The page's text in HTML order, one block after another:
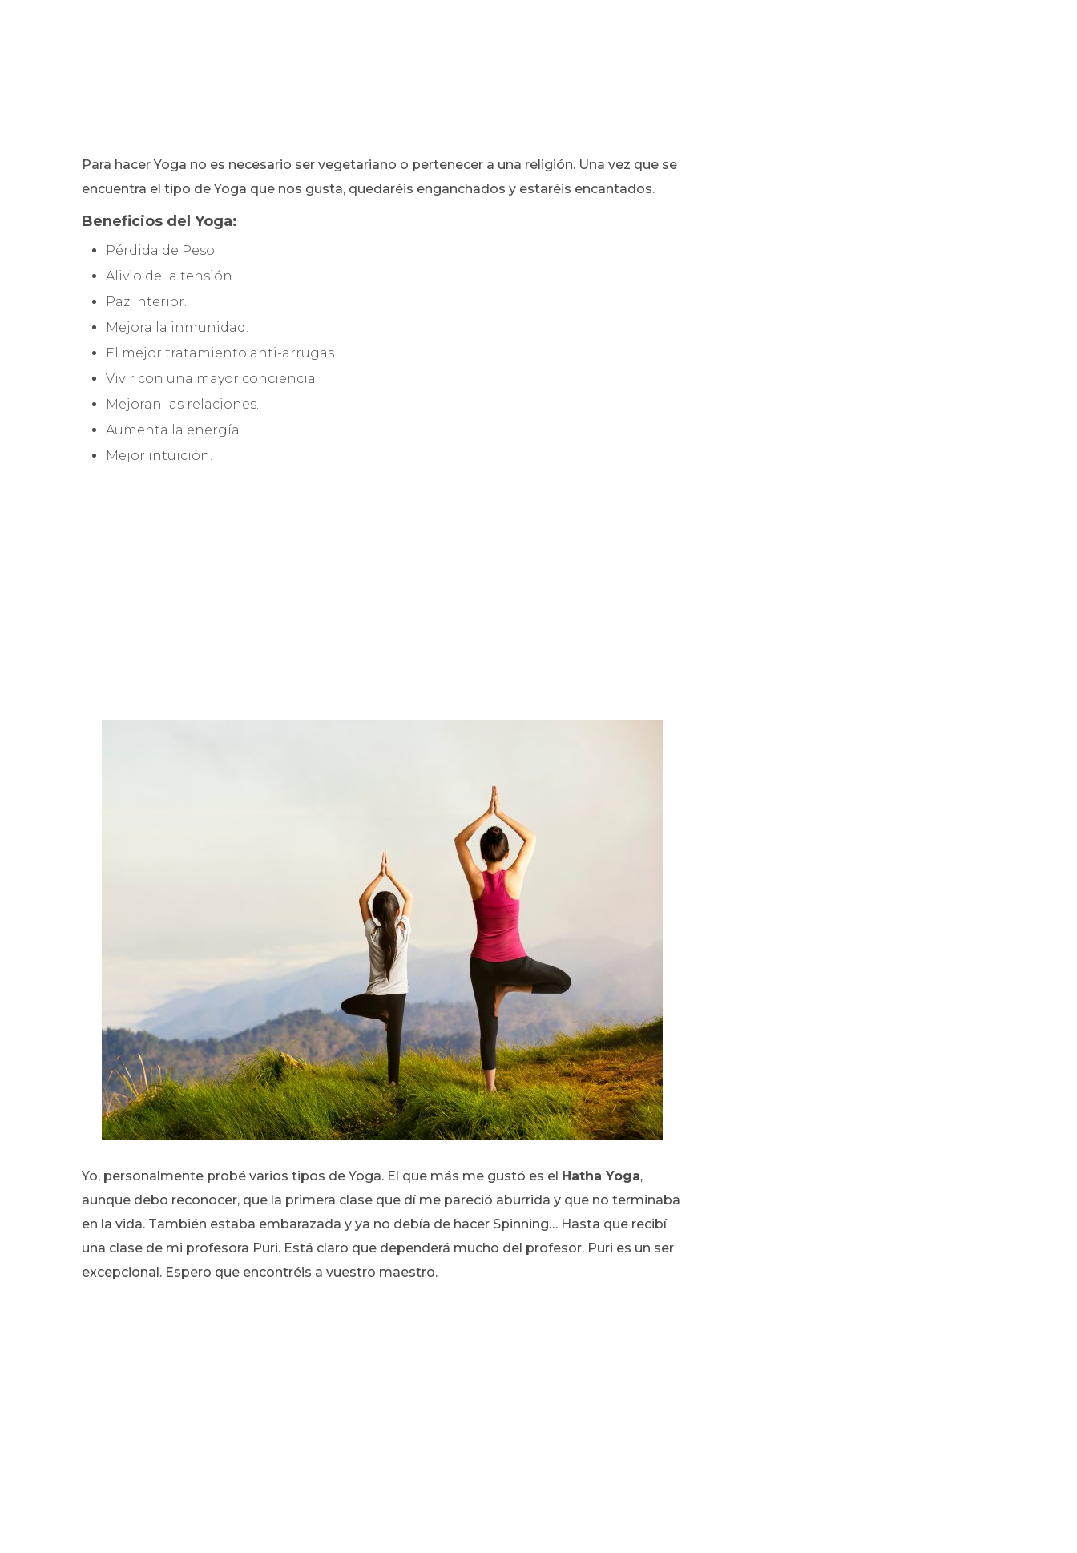
Para hacer Yoga no es necesario ser vegetariano o pertenecer a una religión. Una vez que se
encuentra el tipo de Yoga que nos gusta, quedaréis enganchados y estaréis encantados.
Beneficios del Yoga:
Pérdida de Peso.
Alivio de la tensión.
Paz interior.
Mejora la inmunidad.
El mejor tratamiento anti-arrugas.
Vivir con una mayor conciencia.
Mejoran las relaciones.
Aumenta la energía.
Mejor intuición.
Yo, personalmente probé varios tipos de Yoga. El que más me gustó es el Hatha Yoga,
aunque debo reconocer, que la primera clase que dí me pareció aburrida y que no terminaba
en la vida. También estaba embarazada y ya no debía de hacer Spinning… Hasta que recibí
una clase de mi profesora Puri. Está claro que dependerá mucho del profesor. Puri es un ser
excepcional. Espero que encontréis a vuestro maestro.